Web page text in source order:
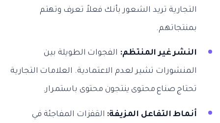
التجارية تريد الشعور بأنك فعلاً تعرف وتهتم
بمنتجاتهم.
النشر غير المنتظم: الفجوات الطويلة بين
المنشورات تشير لعدم الاعتمادية. العلامات التجارية
تحتاج صناع محتوى ينتجون محتوى باستمرار.
أنماط التفاعل المزيفة: القفزات المفاجئة في